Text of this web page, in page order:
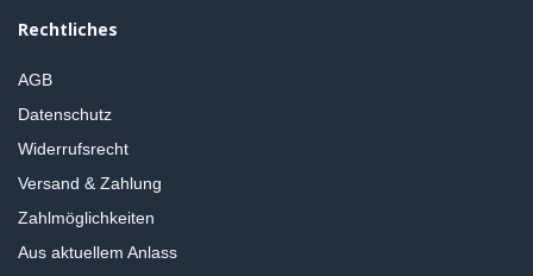
Rechtliches
AGB
Datenschutz
Widerrufsrecht
Versand & Zahlung
Zahlmöglichkeiten
Aus aktuellem Anlass